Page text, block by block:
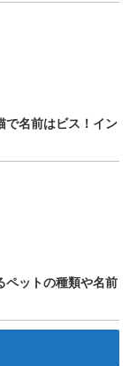
で名前はビス！イン
ペットの種類や名前